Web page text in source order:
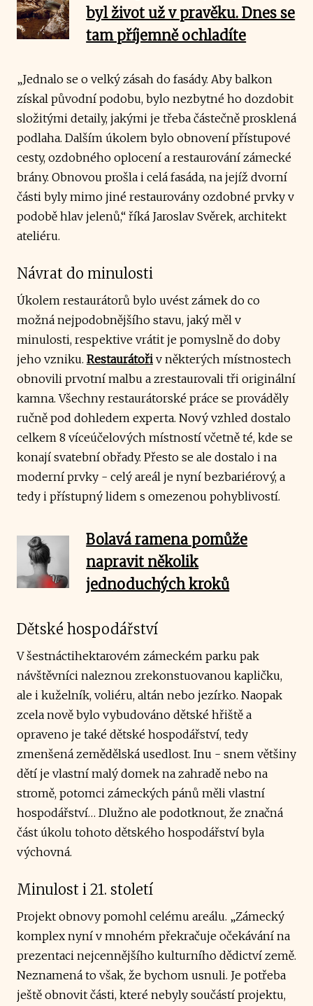
byl život už v pravěku. Dnes se
tam příjemně ochladíte
„Jednalo se o velký zásah do fasády. Aby balkon
získal původní podobu, bylo nezbytné ho dozdobit
složitými detaily, jakými je třeba částečně prosklená
podlaha. Dalším úkolem bylo obnovení přístupové
cesty, ozdobného oplocení a restaurování zámecké
brány. Obnovou prošla i celá fasáda, na jejíž dvorní
části byly mimo jiné restaurovány ozdobné prvky v
podobě hlav jelenů,“ říká Jaroslav Svěrek, architekt
ateliéru.
Návrat do minulosti
Úkolem restaurátorů bylo uvést zámek do co
možná nejpodobnějšího stavu, jaký měl v
minulosti, respektive vrátit je pomyslně do doby
jeho vzniku. Restaurátoři v některých místnostech
obnovili prvotní malbu a zrestaurovali tři originální
kamna. Všechny restaurátorské práce se prováděly
ručně pod dohledem experta. Nový vzhled dostalo
celkem 8 víceúčelových místností včetně té, kde se
konají svatební obřady. Přesto se ale dostalo i na
moderní prvky - celý areál je nyní bezbariérový, a
tedy i přístupný lidem s omezenou pohyblivostí.
Bolavá ramena pomůže
napravit několik
jednoduchých kroků
Dětské hospodářství
V šestnáctihektarovém zámeckém parku pak
návštěvníci naleznou zrekonstuovanou kapličku,
ale i kuželník, voliéru, altán nebo jezírko. Naopak
zcela nově bylo vybudováno dětské hřiště a
opraveno je také dětské hospodářství, tedy
zmenšená zemědělská usedlost. Inu - snem většiny
dětí je vlastní malý domek na zahradě nebo na
stromě, potomci zámeckých pánů měli vlastní
hospodářství… Dlužno ale podotknout, že značná
část úkolu tohoto dětského hospodářství byla
výchovná.
Minulost i 21. století
Projekt obnovy pomohl celému areálu. „Zámecký
komplex nyní v mnohém překračuje očekávání na
prezentaci nejcennějšího kulturního dědictví země.
Neznamená to však, že bychom usnuli. Je potřeba
ještě obnovit části, které nebyly součástí projektu,